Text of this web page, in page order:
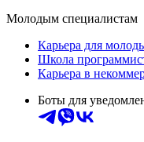
Молодым специалистам
Карьера для
Школа
Карьера в
Боты для